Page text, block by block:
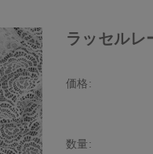
ラッセルレ
価格:
数量: